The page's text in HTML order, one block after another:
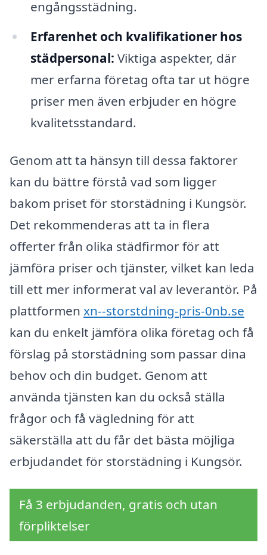
engångsstädning.
Erfarenhet och kvalifikationer hos
städpersonal: Viktiga aspekter, där
mer erfarna företag ofta tar ut högre
priser men även erbjuder en högre
kvalitetsstandard.
Genom att ta hänsyn till dessa faktorer
kan du bättre förstå vad som ligger
bakom priset för storstädning i Kungsör.
Det rekommenderas att ta in flera
offerter från olika städfirmor för att
jämföra priser och tjänster, vilket kan leda
till ett mer informerat val av leverantör. På
plattformen xn--storstdning-pris-0nb.se
kan du enkelt jämföra olika företag och få
förslag på storstädning som passar dina
behov och din budget. Genom att
använda tjänsten kan du också ställa
frågor och få vägledning för att
säkerställa att du får det bästa möjliga
erbjudandet för storstädning i Kungsör.
Få 3 erbjudanden, gratis och utan
förpliktelser